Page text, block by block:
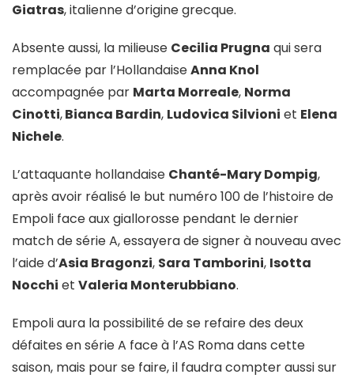
Giatras, italienne d’origine grecque.
Absente aussi, la milieuse Cecilia Prugna qui sera
remplacée par l’HollandaiseAnna Knol
accompagnée par Marta Morreale, Norma
Cinotti,Bianca Bardin, Ludovica Silvioni et Elena
Nichele.
L’attaquante hollandaise Chanté-Mary Dompig,
après avoir réalisé le but numéro 100 de l’histoire de
Empoli face aux giallorosse pendant le dernier
match de série A, essayera de signer à nouveau avec
l’aide d’Asia Bragonzi, Sara Tamborini, Isotta
Nocchi et Valeria Monterubbiano.
Empoli aura la possibilité de se refaire des deux
défaites en série A face à l’AS Roma dans cette
saison, mais pour se faire, il faudra compter aussi sur